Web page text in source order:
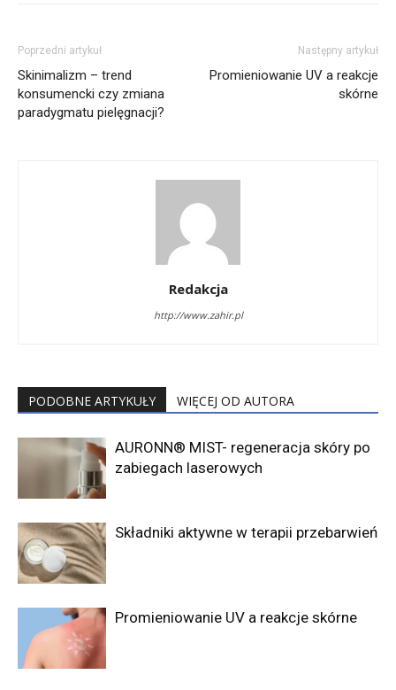
Poprzedni artykuł
Skinimalizm – trend
konsumencki czy zmiana
paradygmatu pielęgnacji?
Następny artykuł
Promieniowanie UV a reakcje
skórne
Redakcja
http://www.zahir.pl
PODOBNE ARTYKUŁY WIĘCEJ OD AUTORA
AURONN® MIST- regeneracja skóry po
zabiegach laserowych
Składniki aktywne w terapii przebarwień
Promieniowanie UV a reakcje skórne